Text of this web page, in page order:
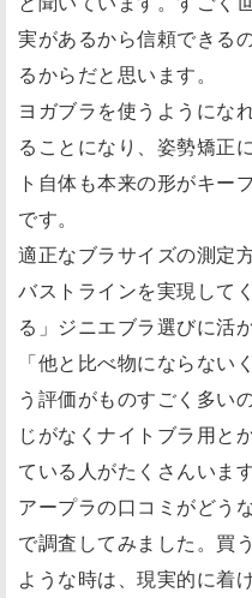
実があるから信頼できる
るからだと思います。
ヨガブラを使うようにな
ることになり、姿勢矯正
ト自体も本来の形がキー
です。
適正なブラサイズの測定
バストラインを実現して
る」ジニエブラ選びに活
「他と比べ物にならない
う評価がものすごく多い
じがなくナイトブラ用と
ている人がたくさんいます
アープラの口コミがどう
で調査してみました。買
ような時は、現実的に着